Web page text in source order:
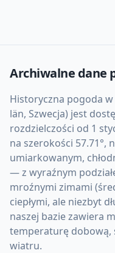
Archiwalne dane
Historyczna pogoda
län, Szwecja) jest
rozdzielczości od 1
na szerokości 57.71°,
umiarkowanym,
— z wyraźnym
mroźnymi zimami
ciepłymi, ale niezbyt
naszej bazie zawiera
temperaturę dobową,
wiatru.